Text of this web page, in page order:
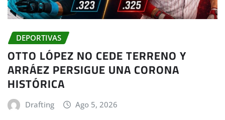
DEPORTIVAS
OTTO LÓPEZ NO CEDE TERRENO Y
ARRÁEZ PERSIGUE UNA CORONA
HISTÓRICA
Drafting Ago 5, 2026